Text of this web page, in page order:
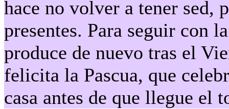
hace no volver a tener sed,
presentes. Para seguir con
produce de nuevo tras el
felicita la Pascua, que
casa antes de que llegue el